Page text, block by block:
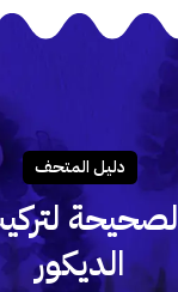
دليـل المتحـف
الديكور